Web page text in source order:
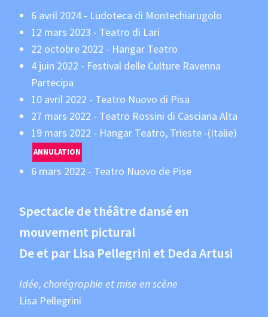
6 avril 2024 - Ludoteca di Montechiarugolo
12 mars 2023 - Teatro di Lari
22 octobre 2022 - Hangar Teatro
4 juin 2022 - Festival delle Culture Ravenna
Partecipa
10 avril 2022 - Teatro Nuovo di Pisa
27 mars 2022 - Teatro Rossini di Casciana Alta
19 mars 2022 - Hangar Teatro, Trieste -(Italie)
ANNULATION
6 mars 2022 - Teatro Nuovo de Pise
Spectacle de théâtre dansé en
mouvement pictural
De et par Lisa Pellegrini et Deda Artusi
Idée, chorégraphie et mise en scène
Lisa Pellegrini